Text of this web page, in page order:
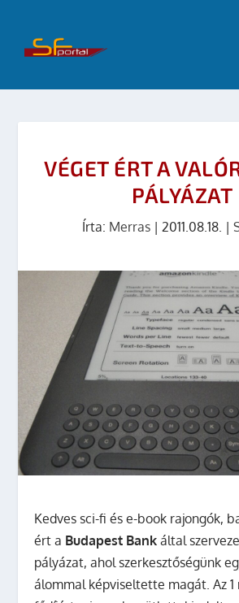
VÉGET ÉRT A
PÁLYÁZAT
Írta: Merras| 2011.08.18. |
Kedves sci-fi és e-book rajongók,
ért a Budapest Bank által
pályázat, ahol szerkesztőségünk
álommal képviseltette magát. Az